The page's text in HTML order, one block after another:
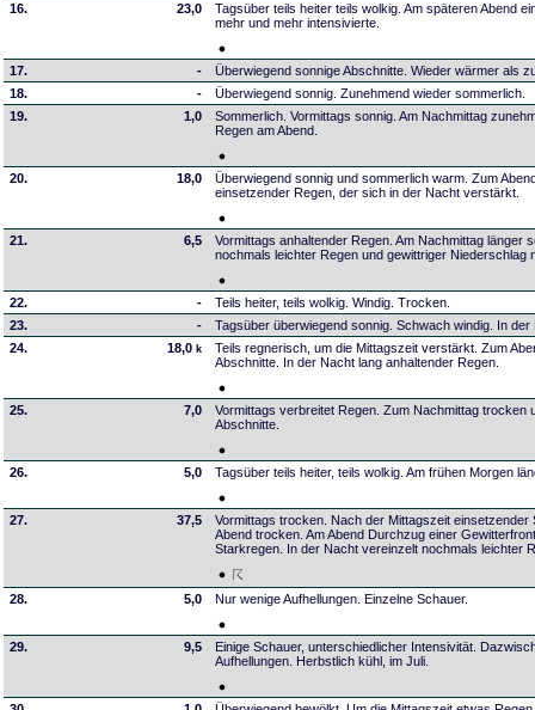
16. 23,0
Tagsüber teils heiter teils wolkig. Am späteren Abend
mehr und mehr intensivierte.
17. -
Überwiegend sonnige Abschnitte. Wieder wärmer als
18.
-
Überwiegend sonnig. Zunehmend wieder sommerlich.
19.
1,0
Sommerlich. Vormittags sonnig. Am Nachmittag
Regen am Abend.
20. 18,0
Überwiegend sonnig und sommerlich warm. Zum
einsetzender Regen, der sich in der Nacht verstärkt.
21. 6,5
Vormittags anhaltender Regen. Am Nachmittag länger
nochmals leichter Regen und gewittriger Niederschlag
22. -
Teils heiter, teils wolkig. Windig. Trocken.
23.
-
Tagsüber überwiegend sonnig. Schwach windig. In
24.
18,0k
Teils regnerisch, um die Mittagszeit verstärkt. Zum
Abschnitte. In der Nacht lang anhaltender Regen.
25. 7,0
Vormittags verbreitet Regen. Zum Nachmittag trocken
Abschnitte.
26. 5,0 Tagsüber teils heiter, teils wolkig. Am frühen Morgen
27. 37,5
Vormittags trocken. Nach der Mittagszeit
Abend trocken. Am Abend Durchzug einer
Starkregen. In der Nacht vereinzelt nochmals leichter
28. 5,0 Nur wenige Aufhellungen. Einzelne Schauer.
29. 9,5
Einige Schauer, unterschiedlicher Intensivität.
Aufhellungen. Herbstlich kühl, im Juli.